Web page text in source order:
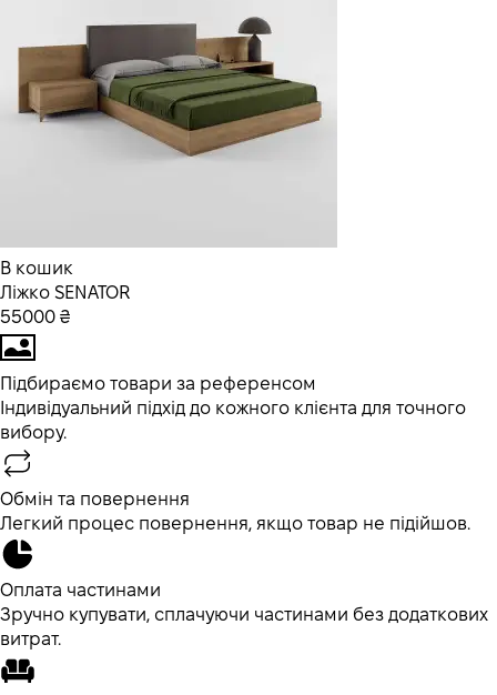
В кошик
Ліжко SENATOR
55000 ₴
Підбираємо товари за референсом
Індивідуальний підхід до кожного клієнта для точного
вибору.
Обмін та повернення
Легкий процес повернення, якщо товар не підійшов.
Оплата частинами
Зручно купувати, сплачуючи частинами без додаткових
витрат.